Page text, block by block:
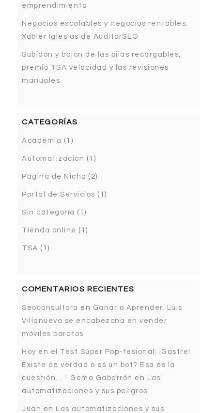
emprendimiento
Negocios escalables y negocios rentables.
Xabier Iglesias de AuditorSEO
Subidón y bajón de las pilas recargables,
premio TSA velocidad y las revisiones
manuales
CATEGORÍAS
Academia (1)
Automatización (1)
Página de Nicho (2)
Portal de Servicios (1)
Sin categoría (1)
Tienda online (1)
TSA (1)
COMENTARIOS RECIENTES
Seoconsultora en Ganar o Aprender. Luis
Villanueva se encabezona en vender
móviles baratos
Hoy en el Test Súper Pop-fesional: ¡Gastre!
Existe de verdad o es un bot? Esa es la
cuestión... - Gema Gabarrón en Las
automatizaciones y sus peligros
Juan en Las automatizaciones y sus